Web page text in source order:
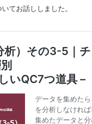
いてお話ししました。